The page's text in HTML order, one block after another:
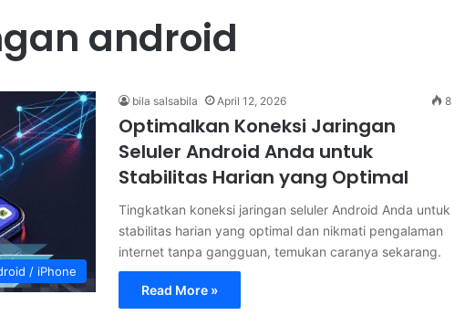
android
/ iPhone
bila salsabila April 12, 2026 8
Optimalkan Koneksi Jaringan
Seluler Android Anda untuk
Stabilitas Harian yang Optimal
Tingkatkan koneksi jaringan seluler Android Anda untuk
stabilitas harian yang optimal dan nikmati pengalaman
internet tanpa gangguan, temukan caranya sekarang.
Read More »